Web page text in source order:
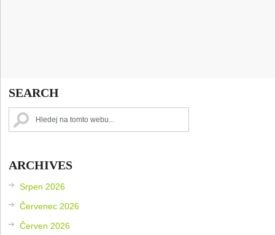
SEARCH
ARCHIVES
Srpen 2026
Červenec 2026
Červen 2026